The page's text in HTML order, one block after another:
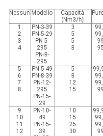
Nessun Modello
Capacità
(Nm3/h)
1
2
3
4
PN-3-39
PN-5-29
PN-5-
295
PN-8-
295
3
5
5
8
5
6
7
8
PN-5-49
PN-8-39
PN-12-
295
PN-15-
29
5
8
12
15
9
10
11
12
PN-10-
49
PN-15-
39
10
15
25
30